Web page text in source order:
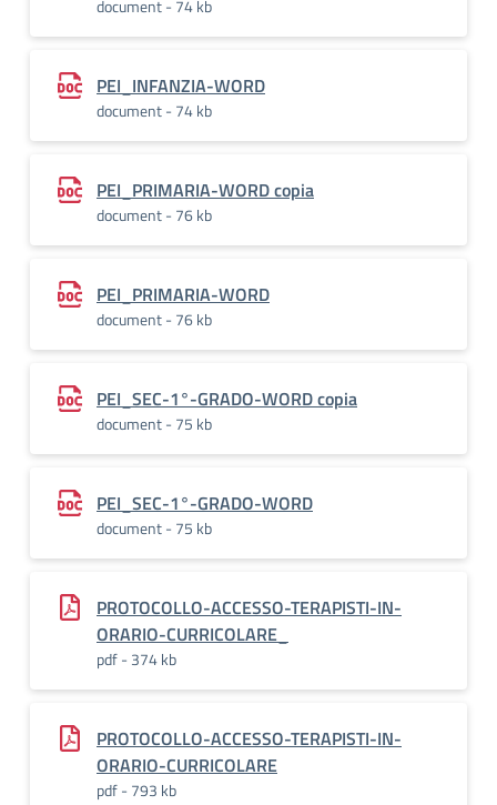
document - 74 kb
PEI_INFANZIA-WORD
document - 74 kb
PEI_PRIMARIA-WORD copia
document - 76 kb
PEI_PRIMARIA-WORD
document - 76 kb
PEI_SEC-1°-GRADO-WORD copia
document - 75 kb
PEI_SEC-1°-GRADO-WORD
document - 75 kb
PROTOCOLLO-ACCESSO-TERAPISTI-IN-
ORARIO-CURRICOLARE_
pdf - 374 kb
PROTOCOLLO-ACCESSO-TERAPISTI-IN-
ORARIO-CURRICOLARE
pdf - 793 kb